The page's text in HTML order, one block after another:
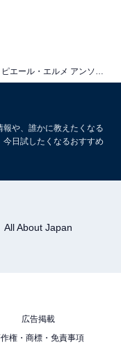
指の跡がついてし
や、誰かに教えたくなる
日試したくなるおすすめ
All About Japan
広告掲載
権・商標・免責事項